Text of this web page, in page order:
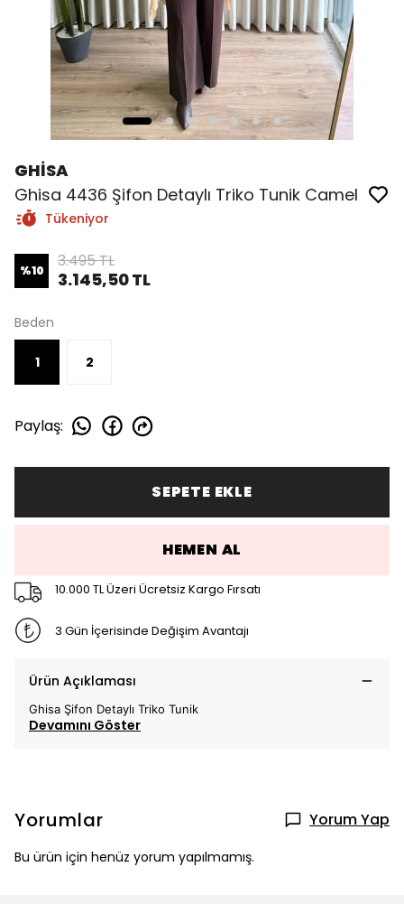
GHİSA
Ghisa 4436 Şifon Detaylı Triko Tunik Camel
Tükeniyor
%10 3.495 TL
3.145,50 TL
Beden
1 2
Paylaş:
SEPETE EKLE
HEMEN AL
10.000 TL Üzeri Ücretsiz Kargo Fırsatı
3 Gün İçerisinde Değişim Avantajı
Ürün Açıklaması
Ghisa Şifon Detaylı Triko Tunik
Devamını Göster
Yorumlar Yorum Yap
Bu ürün için henüz yorum yapılmamış.